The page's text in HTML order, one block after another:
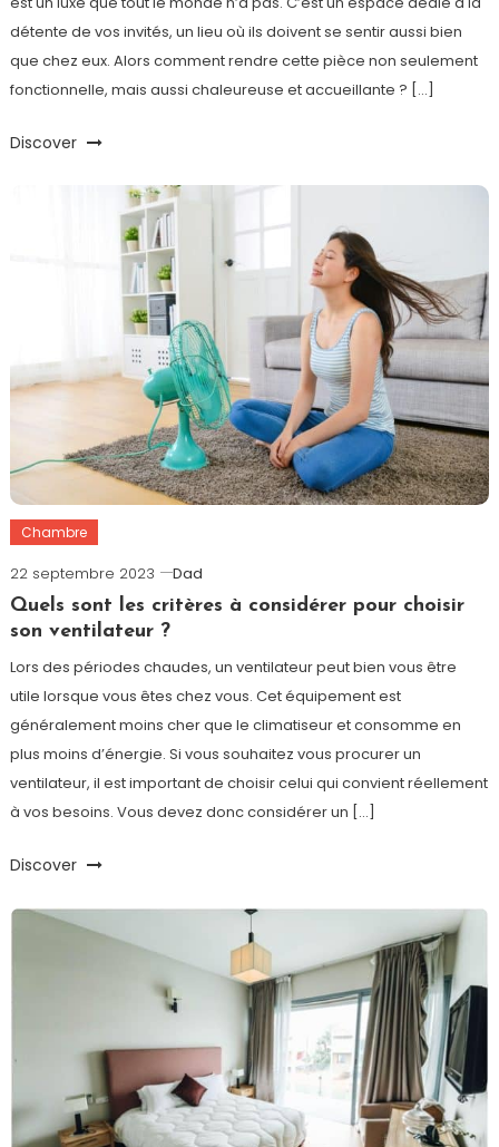
détente de vos invités, un lieu où ils doivent se sentir aussi bien
que chez eux. Alors comment rendre cette pièce non seulement
fonctionnelle, mais aussi chaleureuse et accueillante ? […]
Discover
Chambre
22 septembre 2023
Dad
Quels sont les critères à considérer pour choisir
son ventilateur ?
Lors des périodes chaudes, un ventilateur peut bien vous être
utile lorsque vous êtes chez vous. Cet équipement est
généralement moins cher que le climatiseur et consomme en
plus moins d’énergie. Si vous souhaitez vous procurer un
ventilateur, il est important de choisir celui qui convient réellement
à vos besoins. Vous devez donc considérer un […]
Discover